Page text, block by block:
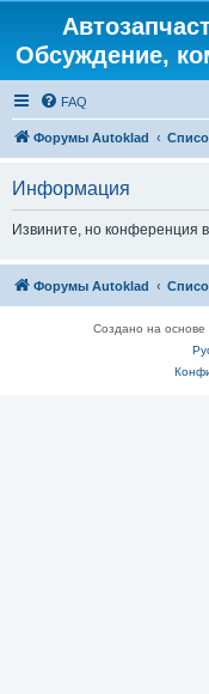
Обсуждение,
FAQ
Форумы Autoklad
Информация
Извините, но конференция
Форумы Autoklad
Создано на основе